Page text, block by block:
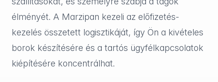
élményét. A Marzipan kezeli az előfizetés-
kezelés összetett logisztikáját, így Ön a kivételes
borok készítésére és a tartós ügyfélkapcsolatok
kiépítésére koncentrálhat.